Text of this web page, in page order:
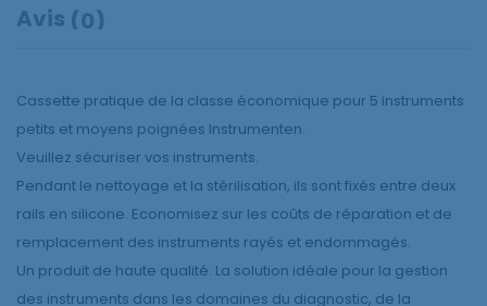
Avis (0)
Cassette pratique de la classe économique pour 5 instruments
petits et moyens poignées Instrumenten.
Veuillez sécuriser vos instruments.
Pendant le nettoyage et la stérilisation, ils sont fixés entre deux
rails en silicone. Economisez sur les coûts de réparation et de
remplacement des instruments rayés et endommagés.
Un produit de haute qualité. La solution idéale pour la gestion
des instruments dans les domaines du diagnostic, de la